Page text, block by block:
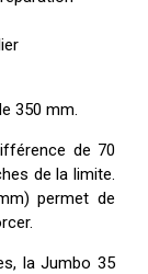
350 mm.
de 70
de la limite.
permet de
la Jumbo 35